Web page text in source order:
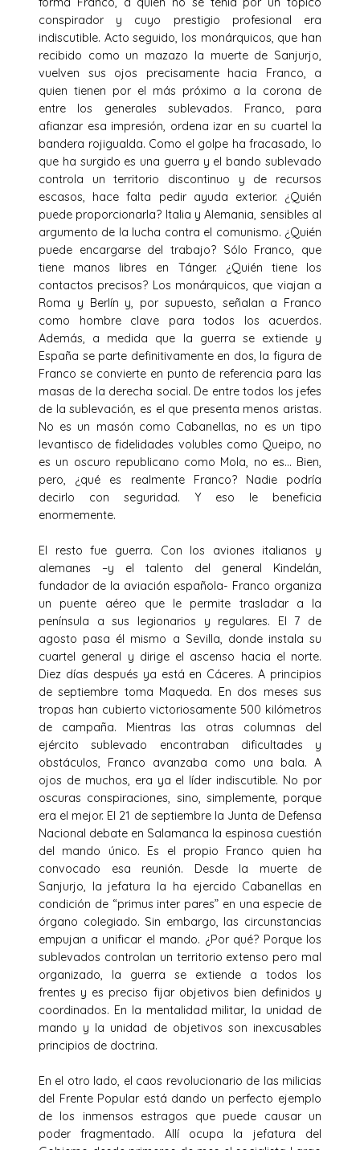
conspirador y cuyo prestigio profesional era
indiscutible. Acto seguido, los monárquicos, que han
recibido como un mazazo la muerte de Sanjurjo,
vuelven sus ojos precisamente hacia Franco, a
quien tienen por el más próximo a la corona de
entre los generales sublevados. Franco, para
afianzar esa impresión, ordena izar en su cuartel la
bandera rojigualda. Como el golpe ha fracasado, lo
que ha surgido es una guerra y el bando sublevado
controla un territorio discontinuo y de recursos
escasos, hace falta pedir ayuda exterior. ¿Quién
puede proporcionarla? Italia y Alemania, sensibles al
argumento de la lucha contra el comunismo. ¿Quién
puede encargarse del trabajo? Sólo Franco, que
tiene manos libres en Tánger. ¿Quién tiene los
contactos precisos? Los monárquicos, que viajan a
Roma y Berlín y, por supuesto, señalan a Franco
como hombre clave para todos los acuerdos.
Además, a medida que la guerra se extiende y
España se parte definitivamente en dos, la figura de
Franco se convierte en punto de referencia para las
masas de la derecha social. De entre todos los jefes
de la sublevación, es el que presenta menos aristas.
No es un masón como Cabanellas, no es un tipo
levantisco de fidelidades volubles como Queipo, no
es un oscuro republicano como Mola, no es… Bien,
pero, ¿qué es realmente Franco? Nadie podría
decirlo con seguridad. Y eso le beneficia
enormemente.
El resto fue guerra. Con los aviones italianos y
alemanes –y el talento del general Kindelán,
fundador de la aviación española- Franco organiza
un puente aéreo que le permite trasladar a la
península a sus legionarios y regulares. El 7 de
agosto pasa él mismo a Sevilla, donde instala su
cuartel general y dirige el ascenso hacia el norte.
Diez días después ya está en Cáceres. A principios
de septiembre toma Maqueda. En dos meses sus
tropas han cubierto victoriosamente 500 kilómetros
de campaña. Mientras las otras columnas del
ejército sublevado encontraban dificultades y
obstáculos, Franco avanzaba como una bala. A
ojos de muchos, era ya el líder indiscutible. No por
oscuras conspiraciones, sino, simplemente, porque
era el mejor. El 21 de septiembre la Junta de Defensa
Nacional debate en Salamanca la espinosa cuestión
del mando único. Es el propio Franco quien ha
convocado esa reunión. Desde la muerte de
Sanjurjo, la jefatura la ha ejercido Cabanellas en
condición de “primus inter pares” en una especie de
órgano colegiado. Sin embargo, las circunstancias
empujan a unificar el mando. ¿Por qué? Porque los
sublevados controlan un territorio extenso pero mal
organizado, la guerra se extiende a todos los
frentes y es preciso fijar objetivos bien definidos y
coordinados. En la mentalidad militar, la unidad de
mando y la unidad de objetivos son inexcusables
principios de doctrina.
En el otro lado, el caos revolucionario de las milicias
del Frente Popular está dando un perfecto ejemplo
de los inmensos estragos que puede causar un
poder fragmentado. Allí ocupa la jefatura del